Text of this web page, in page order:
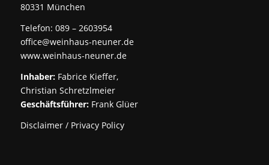
80331 München
Telefon: 089 – 2603954
office@weinhaus-neuner.de
www.weinhaus-neuner.de
Inhaber:Fabrice Kieffer,
Christian Schretzlmeier
Geschäftsführer:Frank Glüer
Disclaimer / Privacy Policy